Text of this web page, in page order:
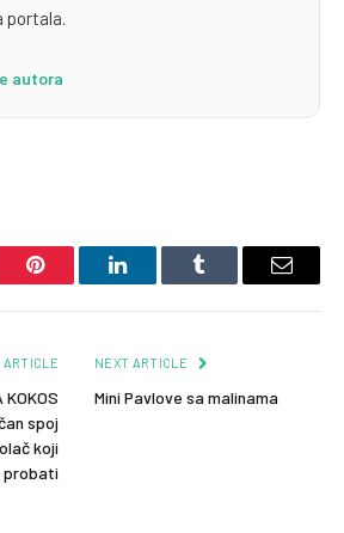
portala.
autora
Pinterest LinkedInTumblr Email
ARTICLE
KOKOS
spoj
koji
NEXT ARTICLE
Mini Pavlove sa malinama